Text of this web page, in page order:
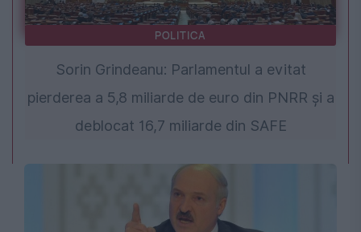
POLITICA
Sorin Grindeanu: Parlamentul a evitat
pierderea a 5,8 miliarde de euro din PNRR și a
deblocat 16,7 miliarde din SAFE